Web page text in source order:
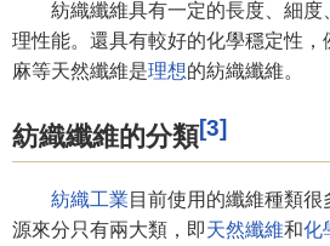
紡織纖維具有一定的長度、細度
理性能。還具有較好的化學穩定性，
麻等天然纖維是理想的紡織纖維。
紡織纖維的分類[3]
紡織工業 目前使用的纖維種類
源來分只有兩大類，即天然纖維和化